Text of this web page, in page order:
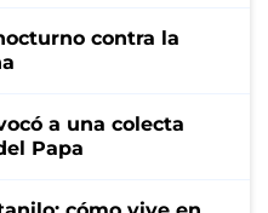
contra la
a una colecta
Papa